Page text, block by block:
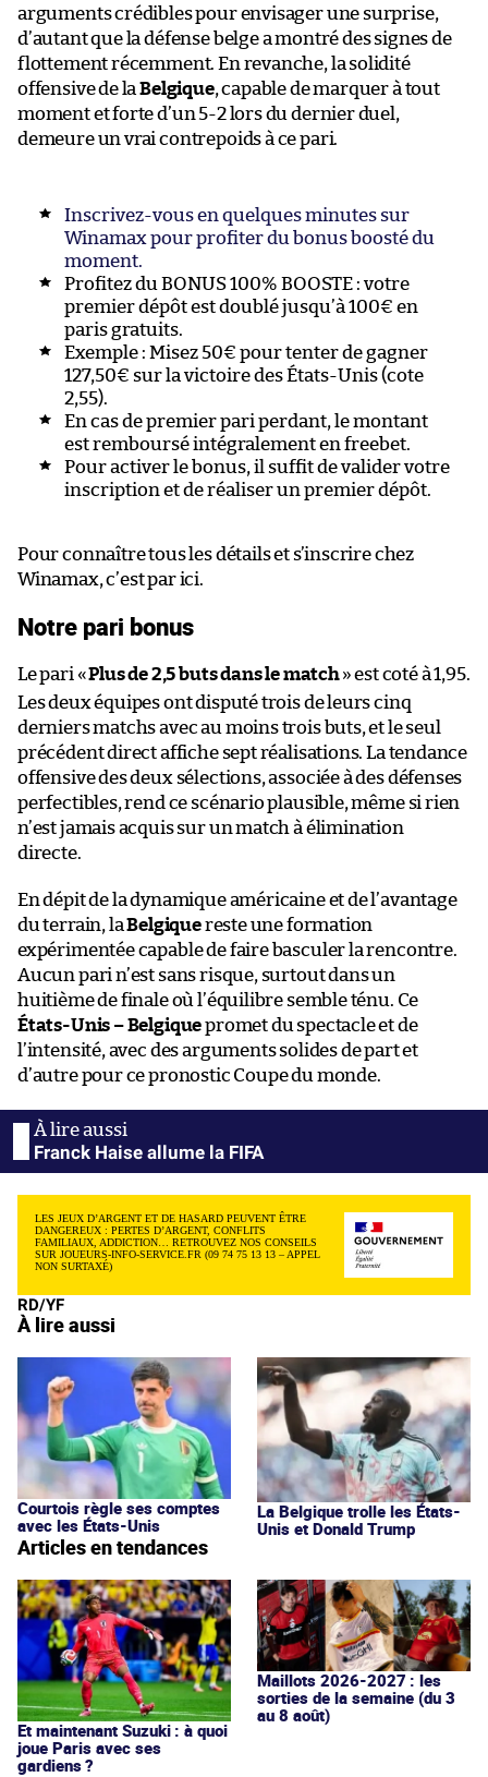
arguments crédibles pour envisager une surprise,
d’autant que la défense belge a montré des signes de
flottement récemment. En revanche, la solidité
offensive de laBelgique, capable de marquer à tout
moment et forte d’un 5-2 lors du dernier duel,
demeure un vrai contrepoids à ce pari.
Inscrivez-vous en quelques minutes sur
Winamax pour profiter du bonus boosté du
moment.
Profitez du BONUS 100% BOOSTE : votre
premier dépôt est doublé jusqu’à 100€ en
paris gratuits.
Exemple : Misez 50€ pour tenter de gagner
127,50€ sur la victoire des États-Unis (cote
2,55).
En cas de premier pari perdant, le montant
est remboursé intégralement en freebet.
Pour activer le bonus, il suffit de valider votre
inscription et de réaliser un premier dépôt.
Pour connaître tous les détails et s’inscrire chez
Winamax, c’est par ici.
Notre pari bonus
Le pari «Plus de 2,5 buts dans le match» est coté à 1,95.
Les deux équipes ont disputé trois de leurs cinq
derniers matchs avec au moins trois buts, et le seul
précédent direct affiche sept réalisations. La tendance
offensive des deux sélections, associée à des défenses
perfectibles, rend ce scénario plausible, même si rien
n’est jamais acquis sur un match à élimination
directe.
En dépit de la dynamique américaine et de l’avantage
du terrain, laBelgiquereste une formation
expérimentée capable de faire basculer la rencontre.
Aucun pari n’est sans risque, surtout dans un
huitième de finale où l’équilibre semble ténu. Ce
États-Unis – Belgiquepromet du spectacle et de
l’intensité, avec des arguments solides de part et
d’autre pour ce pronostic Coupe du monde.
Franck Haise allume la FIFA
LES JEUX D’ARGENT ET DE HASARD PEUVENT ÊTRE
DANGEREUX : PERTES D’ARGENT, CONFLITS
FAMILIAUX, ADDICTION… RETROUVEZ NOS CONSEILS
SUR JOUEURS-INFO-SERVICE.FR (09 74 75 13 13 – APPEL
NON SURTAXÉ)
RD/YF
À lire aussi
Courtois règle ses comptes
avec les États-Unis
La Belgique trolle les États-
Unis et Donald Trump
Articles en tendances
Et maintenant Suzuki : à quoi
joue Paris avec ses
gardiens ?
Maillots 2026-2027 : les
sorties de la semaine (du 3
au 8 août)